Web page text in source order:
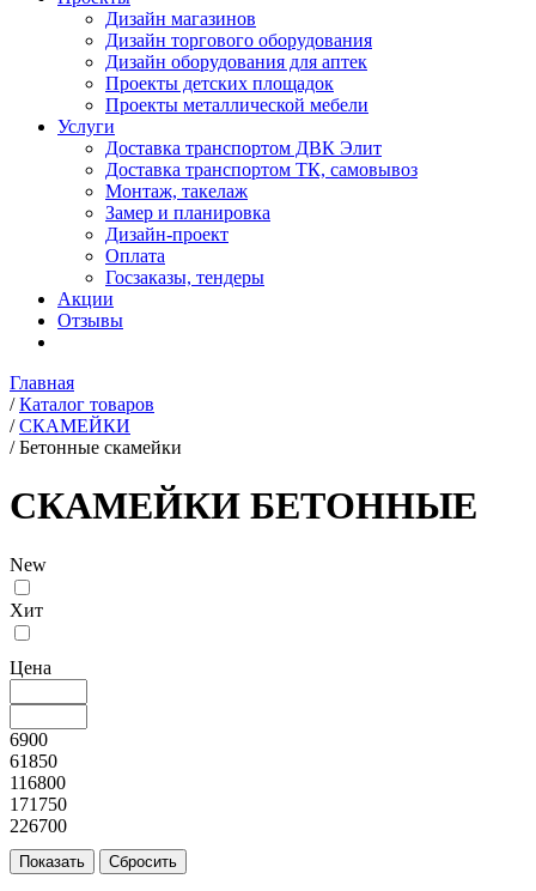
Дизайн магазинов
Дизайн торгового оборудования
Дизайн оборудования для аптек
Проекты детских площадок
Проекты металлической мебели
Услуги
Доставка транспортом ДВК Элит
Доставка транспортом ТК, самовывоз
Монтаж, такелаж
Замер и планировка
Дизайн-проект
Оплата
Госзаказы, тендеры
Акции
Отзывы
Главная
/ Каталог товаров
/ СКАМЕЙКИ
/ Бетонные скамейки
СКАМЕЙКИ БЕТОННЫЕ
New
Хит
Цена
6900
61850
116800
171750
226700